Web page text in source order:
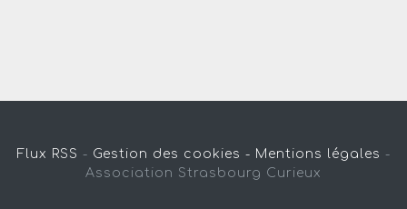
Flux RSS - Gestion des cookies - Mentions légales -
Association Strasbourg Curieux